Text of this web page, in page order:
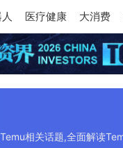
医疗健康 大消费
相关话题,全面解读